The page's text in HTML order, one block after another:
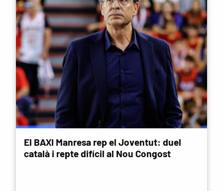
El BAXI Manresa rep el Joventut: duel
català i repte difícil al Nou Congost